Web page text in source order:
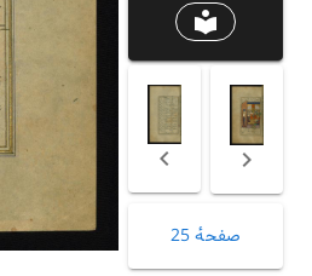
local_library
صفحهٔ 25